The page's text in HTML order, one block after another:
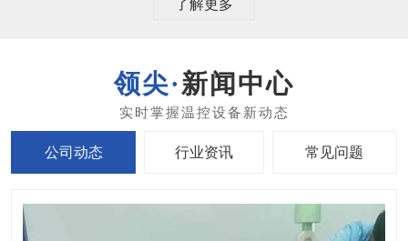
了解更多
新闻中心
公司动态 行业资讯 常见问题